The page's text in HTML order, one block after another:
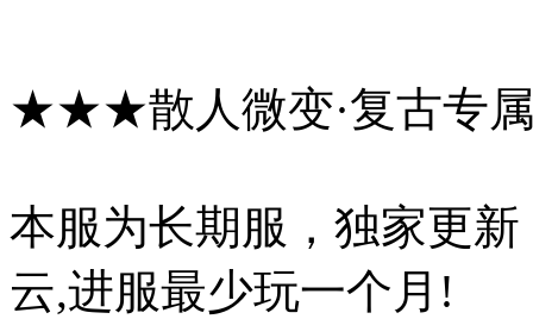
★★★散人微变·复古专
本服为长期服，独家更
云,进服最少玩一个月!